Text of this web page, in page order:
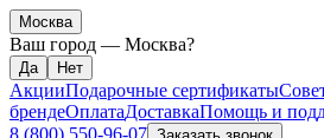
Москва
Ваш город — Москва?
АкцииПодарочные сертификаты
брендеОплатаДоставкаПомощь и
8 (800) 550-96-07